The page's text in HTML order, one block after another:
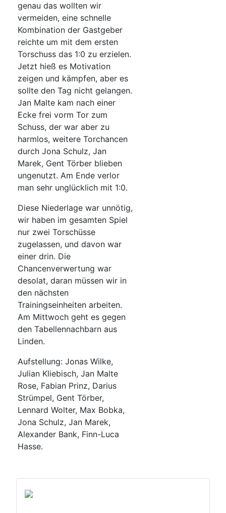
genau das wollten wir
vermeiden, eine schnelle
Kombination der Gastgeber
reichte um mit dem ersten
Torschuss das 1:0 zu erzielen.
Jetzt hieß es Motivation
zeigen und kämpfen, aber es
sollte den Tag nicht gelangen.
Jan Malte kam nach einer
Ecke frei vorm Tor zum
Schuss, der war aber zu
harmlos, weitere Torchancen
durch Jona Schulz, Jan
Marek, Gent Törber blieben
ungenutzt. Am Ende verlor
man sehr unglücklich mit 1:0.
Diese Niederlage war unnötig,
wir haben im gesamten Spiel
nur zwei Torschüsse
zugelassen, und davon war
einer drin. Die
Chancenverwertung war
desolat, daran müssen wir in
den nächsten
Trainingseinheiten arbeiten.
Am Mittwoch geht es gegen
den Tabellennachbarn aus
Linden.
Aufstellung: Jonas Wilke,
Julian Kliebisch, Jan Malte
Rose, Fabian Prinz, Darius
Strümpel, Gent Törber,
Lennard Wolter, Max Bobka,
Jona Schulz, Jan Marek,
Alexander Bank, Finn-Luca
Hasse.